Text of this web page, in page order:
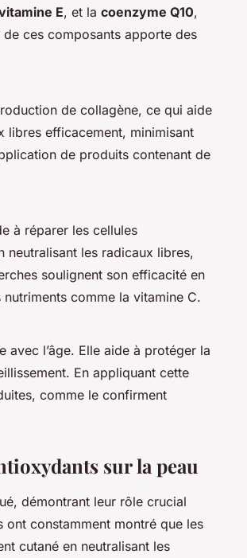
E, et la coenzyme Q10,
ces composants apporte des
de collagène, ce qui aide
libres efficacement, minimisant
de produits contenant de
à réparer les cellules
neutralisant les radicaux libres,
soulignent son efficacité en
nutriments comme la vitamine C.
avec l’âge. Elle aide à protéger la
En appliquant cette
comme le confirment
sur la peau
démontrant leur rôle crucial
ont constamment montré que les
cutané en neutralisant les